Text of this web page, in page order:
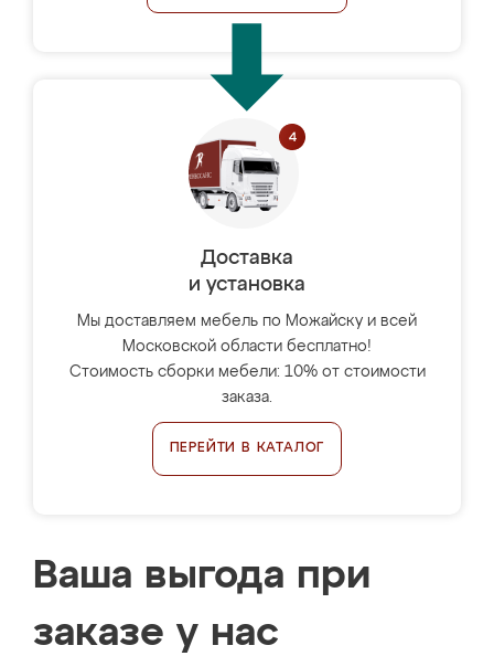
Доставка
и установка
Мы доставляем мебель по Можайску и всей
Московской области бесплатно!
Стоимость сборки мебели: 10% от стоимости
заказа.
ПЕРЕЙТИ В КАТАЛОГ
Ваша выгода при
заказе у нас